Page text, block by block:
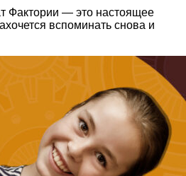
Фактории — это настоящее
вспоминать снова и